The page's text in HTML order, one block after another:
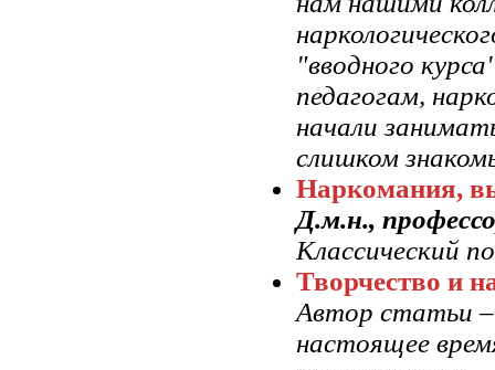
"вводного
педагогам,
начали
слишком
Наркомания,
Д.м.н.,
Классический
Творчество и
Автор статьи
настоящее